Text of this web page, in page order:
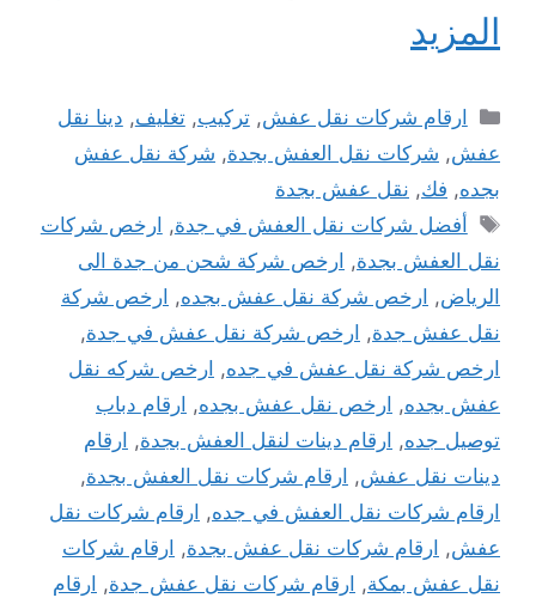
المزيد
التصنيفات
ارقام شركات نقل عفش,تركيب,تغليف, دينا نقل
عفش, شركات نقل العفش بجدة, شركة نقل عفش
بجده, فك, نقل عفش بجدة
الوسوم
أفضل شركات نقل العفش في جدة, ارخص شركات
نقل العفش بجدة, ارخص شركة شحن من جدة الى
الرياض, ارخص شركة نقل عفش بجده, ارخص شركة
نقل عفش جدة, ارخص شركة نقل عفش في جدة,
ارخص شركة نقل عفش في جده, ارخص شركه نقل
عفش بجده, ارخص نقل عفش بجده, ارقام دباب
توصيل جده, ارقام دينات لنقل العفش بجدة, ارقام
دينات نقل عفش, ارقام شركات نقل العفش بجدة,
ارقام شركات نقل العفش في جده, ارقام شركات نقل
عفش, ارقام شركات نقل عفش بجدة, ارقام شركات
نقل عفش بمكة, ارقام شركات نقل عفش جدة, ارقام